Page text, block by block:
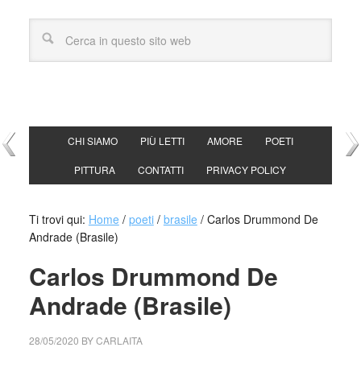
CHI SIAMO PIÙ LETTI AMORE POETI
PITTURA CONTATTI PRIVACY POLICY
Ti trovi qui: Home / poeti / brasile /Carlos Drummond De
Andrade (Brasile)
Carlos Drummond De
Andrade (Brasile)
28/05/2020 BYCARLAITA